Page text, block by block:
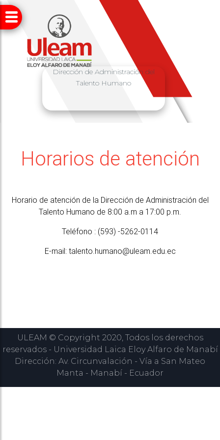
Dirección de Administración del
Talento Humano
Horarios de atención
Horario de atención de la Dirección de Administración del
Talento Humano de 8:00 a.m a 17:00 p.m.
Teléfono : (593) -5262-0114
E-mail: talento.humano@uleam.edu.ec
ULEAM © Copyright 2020, Todos los derechos
reservados - Universidad Laica Eloy Alfaro de Manabí
Dirección: Av. Circunvalación - Vía a San Mateo
Manta - Manabí - Ecuador